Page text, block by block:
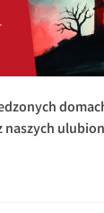
naszych